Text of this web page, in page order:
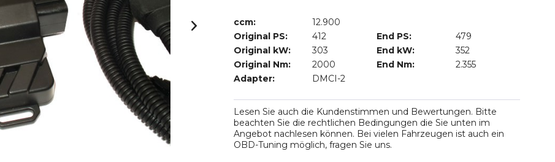
ccm:
12.900
Original PS:
412 End PS:
479
Original kW:
303 End kW:
352
Original Nm:
2000 End Nm:
2.355
Adapter:
DMCI-2
Lesen Sie auch die Kundenstimmen und Bewertungen. Bitte
beachten Sie die rechtlichen Bedingungen die Sie unten im
Angebot nachlesen können. Bei vielen Fahrzeugen ist auch ein
OBD-Tuning möglich, fragen Sie uns.